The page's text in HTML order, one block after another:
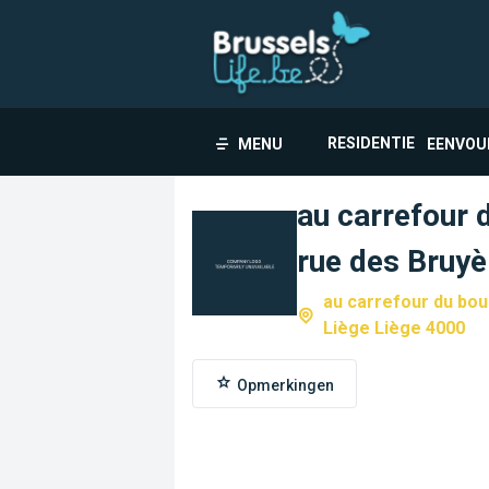
MENU RESIDENTIE
au carrefour
rue des
au carrefour du
Liège Liège 4000
Opmerkingen